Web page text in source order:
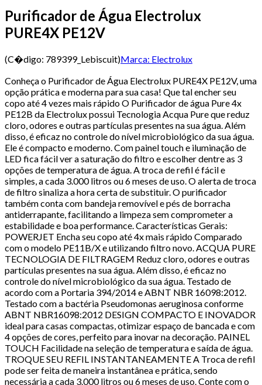
Purificador de Água Electrolux
PURE4X PE12V
(C�digo: 789399_Lebiscuit)Marca: Electrolux
Conheça o Purificador de Água Electrolux PURE4X PE12V, uma
opção prática e moderna para sua casa! Que tal encher seu
copo até 4 vezes mais rápido O Purificador de água Pure 4x
PE12B da Electrolux possui Tecnologia Acqua Pure que reduz
cloro, odores e outras partículas presentes na sua água. Além
disso, é eficaz no controle do nível microbiológico da sua água.
Ele é compacto e moderno. Com painel touch e iluminação de
LED fica fácil ver a saturação do filtro e escolher dentre as 3
opções de temperatura de água. A troca de refil é fácil e
simples, a cada 3.000 litros ou 6 meses de uso. O alerta de troca
de filtro sinaliza a hora certa de substituir. O purificador
também conta com bandeja removível e pés de borracha
antiderrapante, facilitando a limpeza sem comprometer a
estabilidade e boa performance. Características Gerais:
POWERJET Encha seu copo até 4x mais rápido Comparado
com o modelo PE11B/X e utilizando filtro novo. ACQUA PURE
TECNOLOGIA DE FILTRAGEM Reduz cloro, odores e outras
partículas presentes na sua água. Além disso, é eficaz no
controle do nível microbiológico da sua água. Testado de
acordo com a Portaria 394/2014 e ABNT NBR 16098:2012.
Testado com a bactéria Pseudomonas aeruginosa conforme
ABNT NBR16098:2012 DESIGN COMPACTO E INOVADOR
ideal para casas compactas, otimizar espaço de bancada e com
4 opções de cores, perfeito para inovar na decoração. PAINEL
TOUCH Facilidade na seleção de temperatura e saída de água.
TROQUE SEU REFIL INSTANTANEAMENTE A Troca de refil
pode ser feita de maneira instantânea e prática, sendo
necessária a cada 3.000 litros ou 6 meses de uso. Conte com o